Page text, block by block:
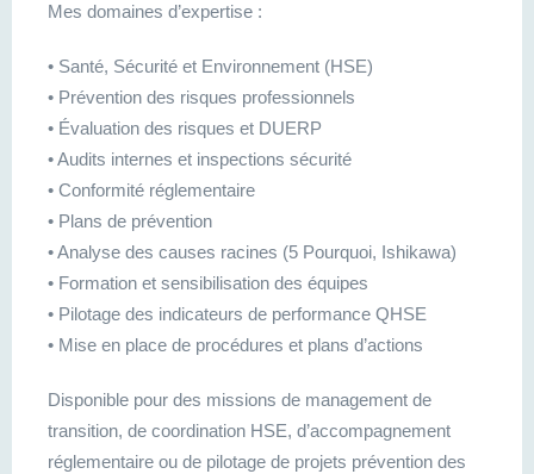
Mes domaines d’expertise :
• Santé, Sécurité et Environnement (HSE)
• Prévention des risques professionnels
• Évaluation des risques et DUERP
• Audits internes et inspections sécurité
• Conformité réglementaire
• Plans de prévention
• Analyse des causes racines (5 Pourquoi, Ishikawa)
• Formation et sensibilisation des équipes
• Pilotage des indicateurs de performance QHSE
• Mise en place de procédures et plans d’actions
Disponible pour des missions de management de
transition, de coordination HSE, d’accompagnement
réglementaire ou de pilotage de projets prévention des